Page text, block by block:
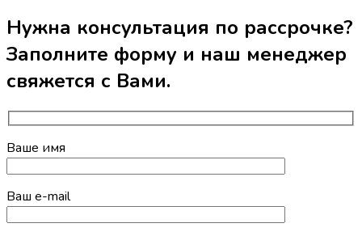
Нужна консультация по рассрочке?
Заполните форму и наш менеджер
свяжется с Вами.
Ваше имя
Ваш e-mail